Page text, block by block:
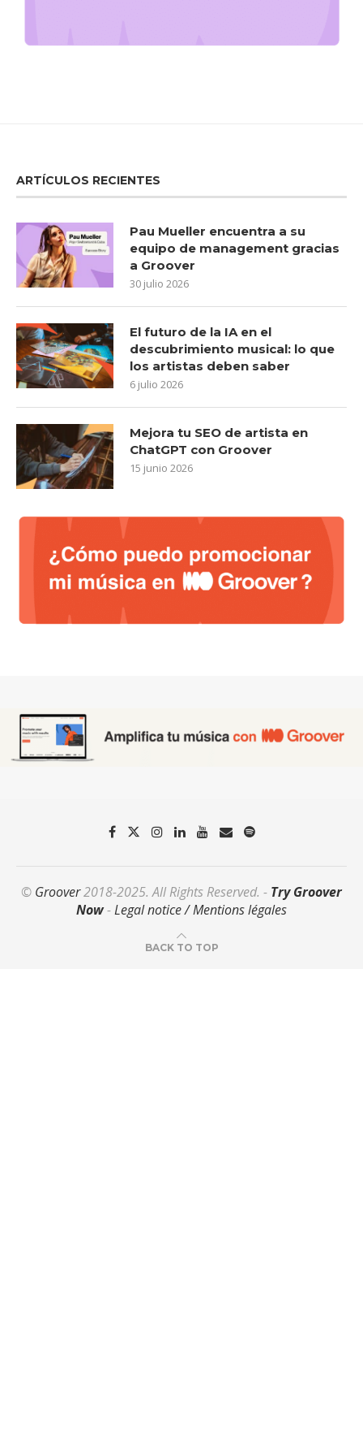
ARTÍCULOS RECIENTES
Pau Mueller encuentra a su
equipo de management gracias
a Groover
30 julio 2026
El futuro de la IA en el
descubrimiento musical: lo que
los artistas deben saber
6 julio 2026
Mejora tu SEO de artista en
ChatGPT con Groover
15 junio 2026
© Groover2018-2025. All Rights Reserved. - Try Groover
Now-Legal notice / Mentions légales
BACK TO TOP